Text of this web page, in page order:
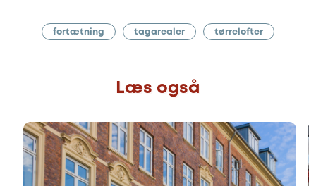
fortætning tagarealer tørrelofter
Læs også